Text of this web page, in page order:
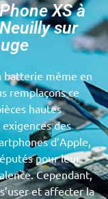
XS à
sur
batterie même en
remplaçons ce
hautes
des
d’Apple,
pour leur
Cependant,
et affecter la